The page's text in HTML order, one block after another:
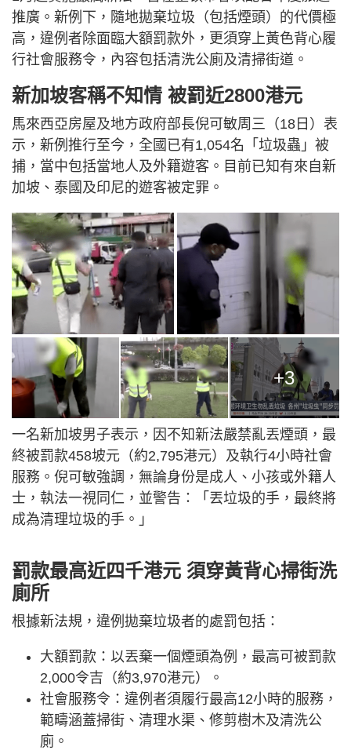
推廣。新例下，隨地拋棄垃圾（包括煙頭）的代價極
高，違例者除面臨大額罰款外，更須穿上黃色背心履
行社會服務令，內容包括清洗公廁及清掃街道。
新加坡客稱不知情 被罰近2800港元
馬來西亞房屋及地方政府部長倪可敏周三（18日）表
示，新例推行至今，全國已有1,054名「垃圾蟲」被
捕，當中包括當地人及外籍遊客。目前已知有來自新
加坡、泰國及印尼的遊客被定罪。
+3
一名新加坡男子表示，因不知新法嚴禁亂丟煙頭，最
終被罰款458坡元（約2,795港元）及執行4小時社會
服務。倪可敏強調，無論身份是成人、小孩或外籍人
士，執法一視同仁，並警告：「丟垃圾的手，最終將
成為清理垃圾的手。」
罰款最高近四千港元 須穿黃背心掃街洗
廁所
根據新法規，違例拋棄垃圾者的處罰包括：
大額罰款：以丟棄一個煙頭為例，最高可被罰款
2,000令吉（約3,970港元）。
社會服務令：違例者須履行最高12小時的服務，
範疇涵蓋掃街、清理水渠、修剪樹木及清洗公
廁。